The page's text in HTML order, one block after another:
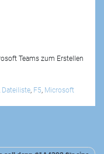
Teams zum Erstellen
Dateiliste, F5, Microsoft